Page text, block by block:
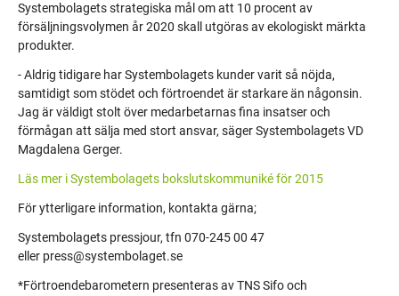
Systembolagets strategiska mål om att 10 procent av
försäljningsvolymen år 2020 skall utgöras av ekologiskt märkta
produkter.
-Aldrig tidigare har Systembolagets kunder varit så nöjda,
samtidigt som stödet och förtroendet är starkare än någonsin.
Jag är väldigt stolt över medarbetarnas fina insatser och
förmågan att sälja med stort ansvar, säger Systembolagets VD
Magdalena Gerger.
Läs mer i Systembolagets bokslutskommuniké för 2015
För ytterligare information, kontakta gärna;
Systembolagets pressjour, tfn 070-245 00 47
eller press@systembolaget.se
*Förtroendebarometern presenteras av TNS Sifo och